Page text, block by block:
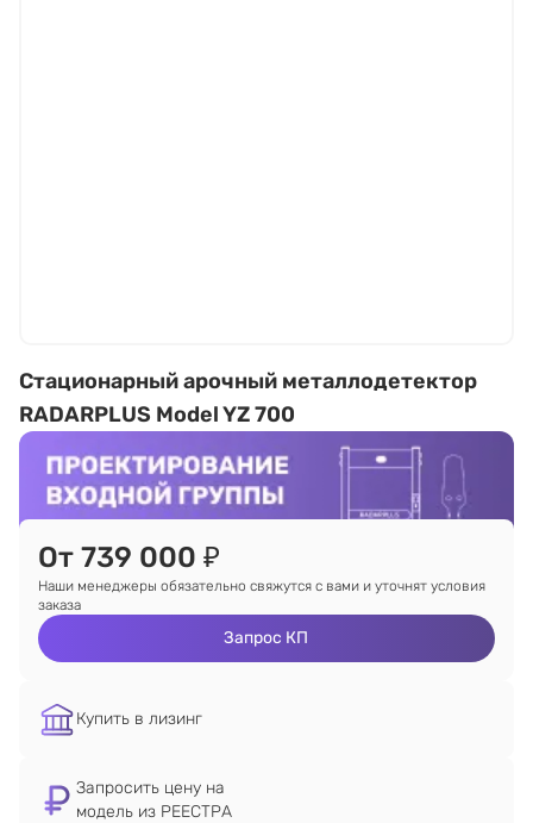
Стационарный арочный металлодетектор
RADARPLUS Model YZ 700
От 739 000 ₽
Наши менеджеры обязательно свяжутся с вами и уточнят условия
заказа
Запрос КП
Купить в лизинг
Запросить цену на
модель из РЕЕСТРА